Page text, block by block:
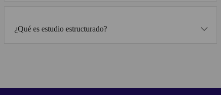
¿Qué es estudio estructurado?